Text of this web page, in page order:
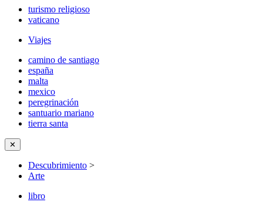
turismo religioso
vaticano
Viajes
camino de santiago
españa
malta
mexico
peregrinación
santuario mariano
tierra santa
✕
Descubrimiento >
Arte
libro